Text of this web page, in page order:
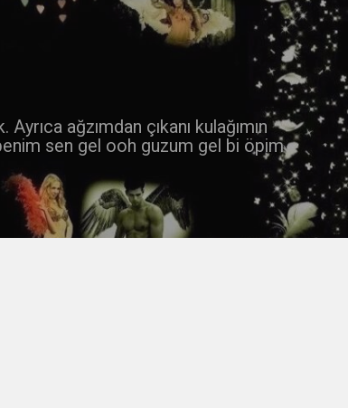
ağzımdan çıkanı kulağımın
sen gel ooh guzum gel bi öpim